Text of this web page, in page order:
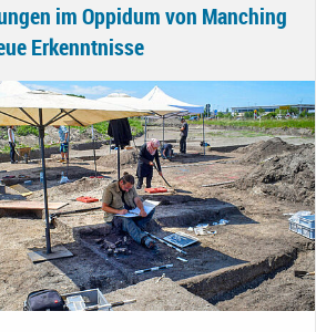
im Oppidum von Manching
Erkenntnisse